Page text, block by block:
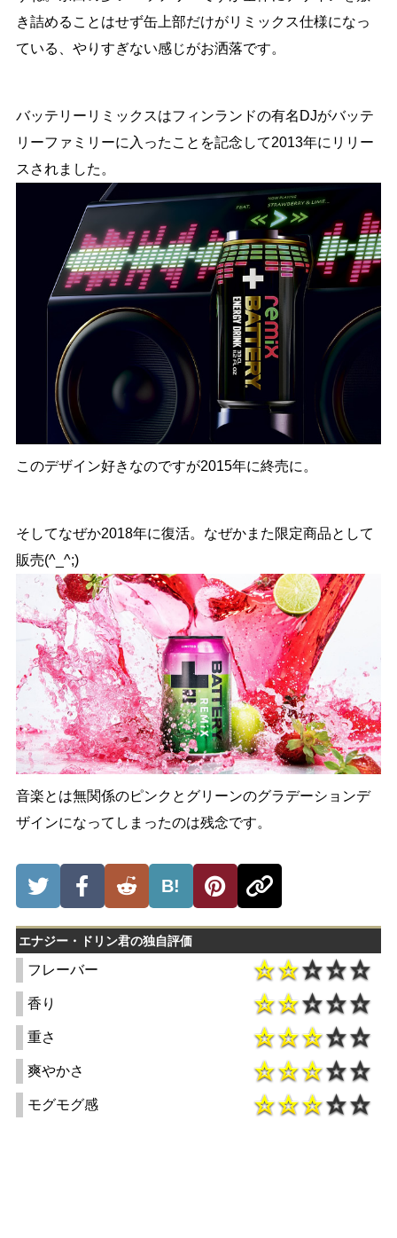
き詰めることはせず缶上部だけがリミックス仕様になっ
ている、やりすぎない感じがお洒落です。
バッテリーリミックスはフィンランドの有名DJがバッテ
リーファミリーに入ったことを記念して2013年にリリー
スされました。
このデザイン好きなのですが2015年に終売に。
そしてなぜか2018年に復活。なぜかまた限定商品として
販売(^_^;)
音楽とは無関係のピンクとグリーンのグラデーションデ
ザインになってしまったのは残念です。
B!
エナジー・ドリン君の独自評価
フレーバー
香り
重さ
爽やかさ
モグモグ感